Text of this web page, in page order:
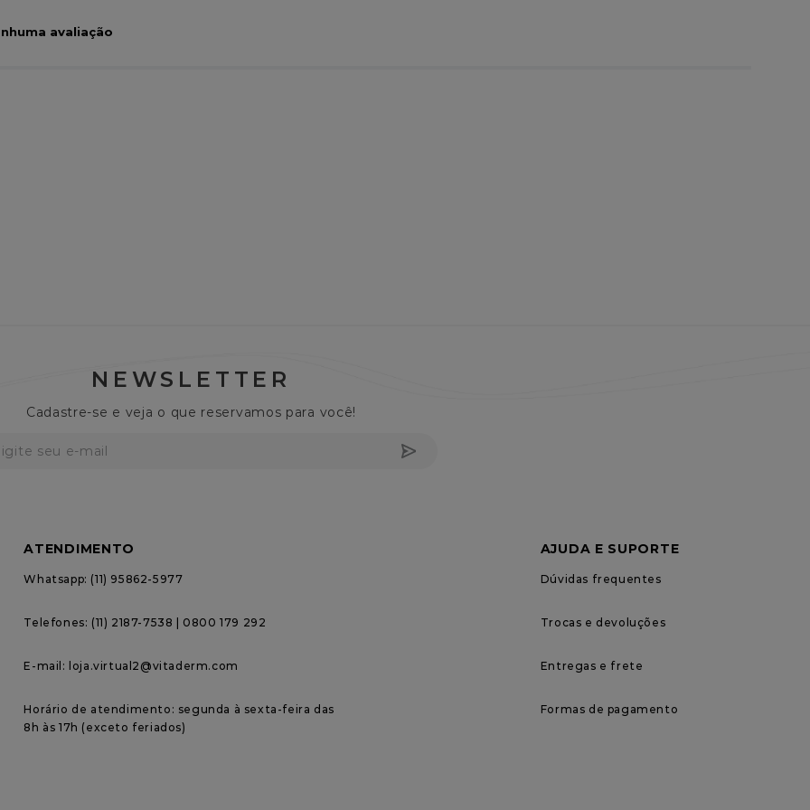
avaliação
NEWSLETTER
Cadastre-se e veja o que reservamos para você!
ATENDIMENTO
Whatsapp: (11) 95862-5977
Telefones: (11) 2187-7538 | 0800 179 292
E-mail: loja.virtual2@vitaderm.com
Horário de atendimento: segunda à sexta-feira das
8h às 17h (exceto feriados)
AJUDA E SUPORTE
Dúvidas frequentes
Trocas e devoluções
Entregas e frete
Formas de pagamento